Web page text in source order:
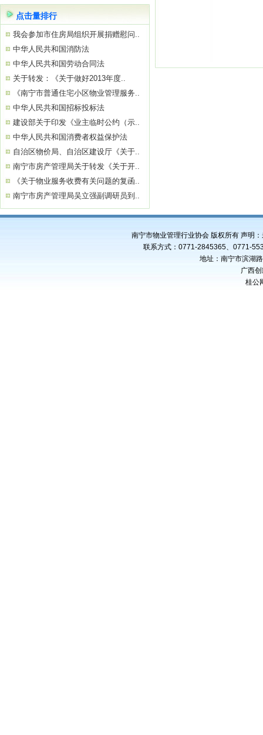
关于参观“南宁市物业服务质量提升学
习基地”——南宁绿地璞悦公馆的通知
关于举办2026年初、中级消防设施操
关于参观“南宁市物业服务质量提升学
习基地”——南宁中国太平金融大厦的通
知
关于举办“巧用心理学 让沟通更简单高
点击量排行
我会参加市住房局组织开展捐赠慰问..
中华人民共和国消防法
中华人民共和国劳动合同法
关于转发：《关于做好2013年度..
《南宁市普通住宅小区物业管理服务..
中华人民共和国招标投标法
建设部关于印发《业主临时公约（示..
中华人民共和国消费者权益保护法
自治区物价局、自治区建设厅《关于..
南宁市房产管理局关于转发《关于开..
《关于物业服务收费有关问题的复函..
南宁市房产管理局吴立强副调研员到..
南宁市物业管理行业协会 版权所有 声明
联系方式：0771-2845365、0771-
地址：南宁市滨湖
广西
桂公